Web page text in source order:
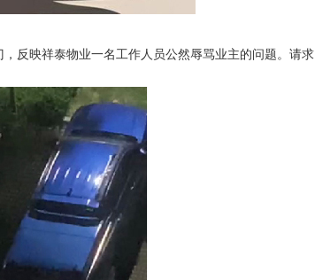
映祥泰物业一名工作人员公然辱骂业主的问题。请求